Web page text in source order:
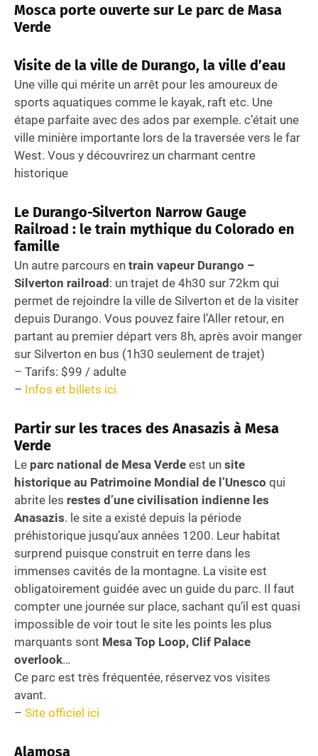
Mosca porte ouverte sur Le parc de Masa
Verde
Visite de la ville de Durango, la ville d’eau
Une ville qui mérite un arrêt pour les amoureux de
sports aquatiques comme le kayak, raft etc. Une
étape parfaite avec des ados par exemple. c’était une
ville minière importante lors de la traversée vers le far
West. Vous y découvrirez un charmant centre
historique
Le Durango-Silverton Narrow Gauge
Railroad : le train mythique du Colorado en
famille
Un autre parcours en train vapeur Durango –
Silverton railroad: un trajet de 4h30 sur 72km qui
permet de rejoindre la ville de Silverton et de la visiter
depuis Durango. Vous pouvez faire l’Aller retour, en
partant au premier départ vers 8h, après avoir manger
sur Silverton en bus (1h30 seulement de trajet)
– Tarifs: $99 / adulte
– Infos et billets ici
Partir sur les traces des Anasazis à Mesa
Verde
Le parc national de Mesa Verde est un site
historique au Patrimoine Mondial de l’Unesco qui
abrite les restes d’une civilisation indienne les
Anasazis. le site a existé depuis la période
préhistorique jusqu’aux années 1200. Leur habitat
surprend puisque construit en terre dans les
immenses cavités de la montagne. La visite est
obligatoirement guidée avec un guide du parc. Il faut
compter une journée sur place, sachant qu’il est quasi
impossible de voir tout le site les points les plus
marquants sont Mesa Top Loop, Clif Palace
overlook…
Ce parc est très fréquentée, réservez vos visites
avant.
– Site officiel ici
Alamosa